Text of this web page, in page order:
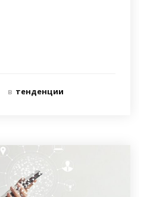
в тенденции